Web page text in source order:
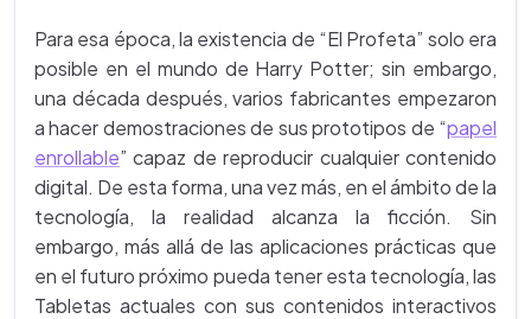
Para esa época, la existencia de “El Profeta” solo era
posible en el mundo de Harry Potter; sin embargo,
una década después, varios fabricantes empezaron
a hacer demostraciones de sus prototipos de “papel
enrollable” capaz de reproducir cualquier contenido
digital. De esta forma, una vez más, en el ámbito de la
tecnología, la realidad alcanza la ficción. Sin
embargo, más allá de las aplicaciones prácticas que
en el futuro próximo pueda tener esta tecnología, las
Tabletas actuales con sus contenidos interactivos